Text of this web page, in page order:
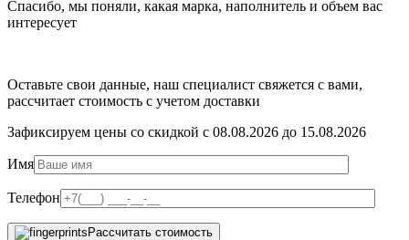
Спасибо, мы поняли, какая марка, наполнитель и объем вас
интересует
Оставьте свои данные, наш специалист свяжется с вами,
рассчитает стоимость с учетом доставки
Зафиксируем цены со скидкой с 08.08.2026 до 15.08.2026
Имя
Телефон
Рассчитать стоимость